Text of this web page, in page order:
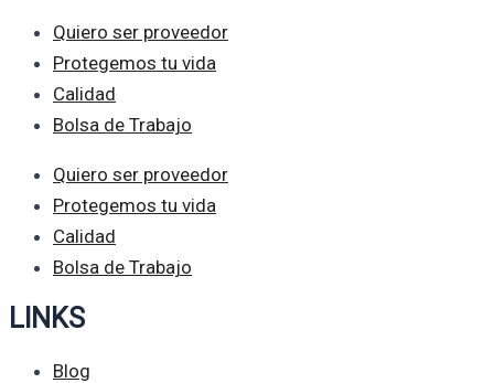
Quiero ser proveedor
Protegemos tu vida
Calidad
Bolsa de Trabajo
Quiero ser proveedor
Protegemos tu vida
Calidad
Bolsa de Trabajo
LINKS
Blog